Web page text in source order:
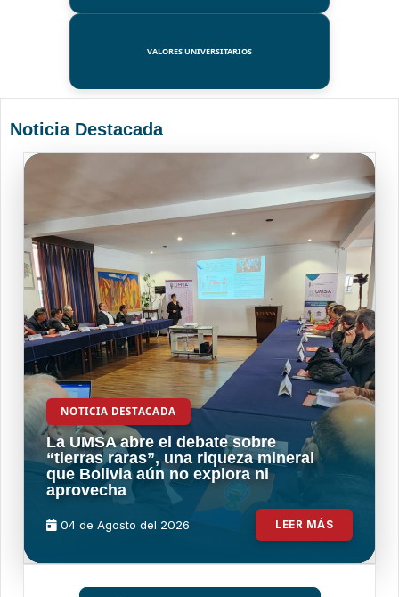
VALORES UNIVERSITARIOS
Noticia Destacada
NOTICIA DESTACADA
La UMSA abre el debate sobre
“tierras raras”, una riqueza mineral
que Bolivia aún no explora ni
aprovecha
04 de Agosto del 2026 LEER MÁS